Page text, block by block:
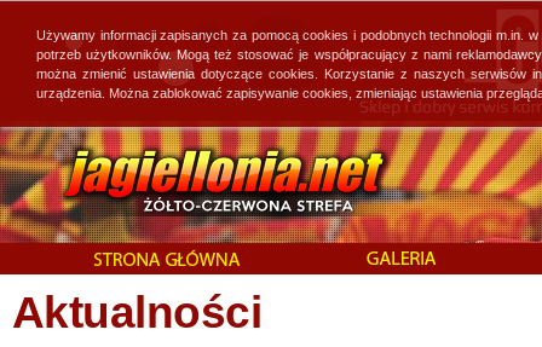
Aktualności
Używamy informacji zapisanych za pomocą cookies i podobnych technologii
potrzeb użytkowników. Mogą też stosować je współpracujący z nami
można zmienić ustawienia dotyczące cookies. Korzystanie z naszych
urządzenia. Można zablokować zapisywanie cookies, zmieniając ustawienia